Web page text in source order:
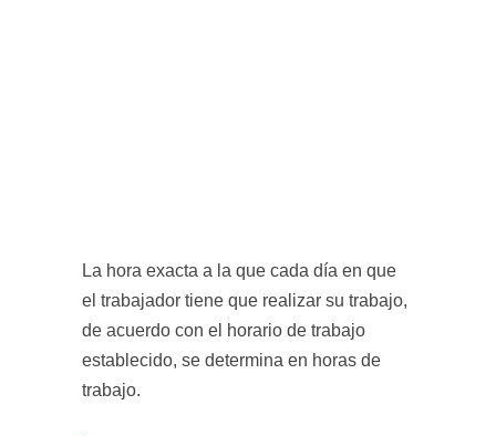
La hora exacta a la que cada día en que
el trabajador tiene que realizar su trabajo,
de acuerdo con el horario de trabajo
establecido, se determina en horas de
trabajo.